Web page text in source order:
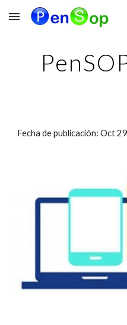
Skip to main content
Fecha de publicación: Oct